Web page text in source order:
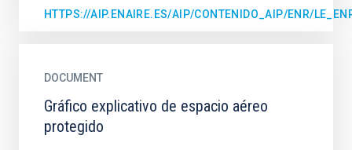
HTTPS://AIP.ENAIRE.ES/AIP/CONTENIDO_AIP/ENR/
DOCUMENT
Gráfico explicativo de espacio aéreo
protegido